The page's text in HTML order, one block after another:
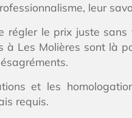
leur
le prix juste
Les Molières sont là
et les
requis.